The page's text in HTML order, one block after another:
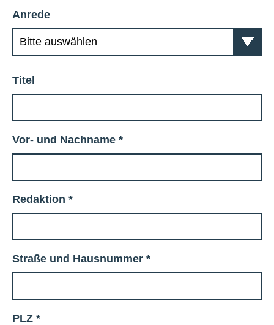
Anrede
Titel
Vor- und Nachname *
Redaktion *
Straße und Hausnummer *
PLZ *